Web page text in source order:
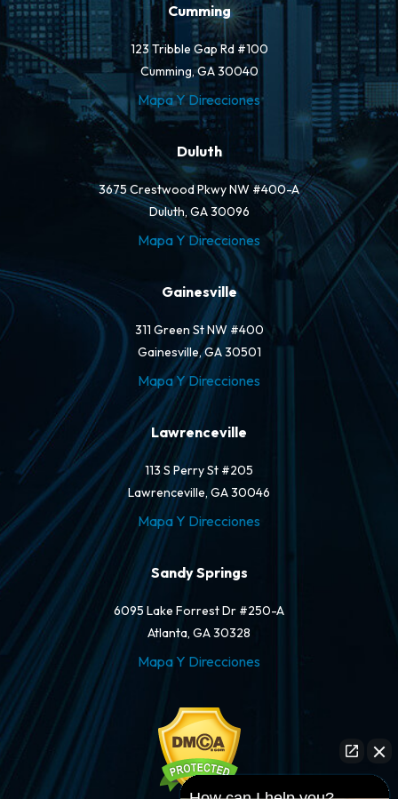
Cumming
123 Tribble Gap Rd #100
Cumming, GA 30040
Mapa Y Direcciones
Duluth
3675 Crestwood Pkwy NW #400-A
Duluth, GA 30096
Mapa Y Direcciones
Gainesville
311 Green St NW #400
Gainesville, GA 30501
Mapa Y Direcciones
Lawrenceville
113 S Perry St #205
Lawrenceville, GA 30046
Mapa Y Direcciones
Sandy Springs
6095 Lake Forrest Dr #250-A
Atlanta, GA 30328
Mapa Y Direcciones